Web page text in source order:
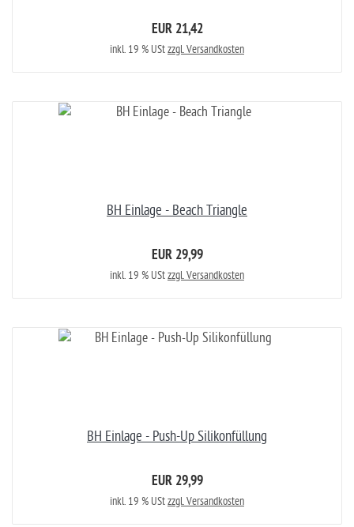
EUR 21,42
inkl. 19 % UStzzgl. Versandkosten
BH Einlage - Beach Triangle
EUR 29,99
inkl. 19 % UStzzgl. Versandkosten
BH Einlage - Push-Up Silikonfüllung
EUR 29,99
inkl. 19 % UStzzgl. Versandkosten